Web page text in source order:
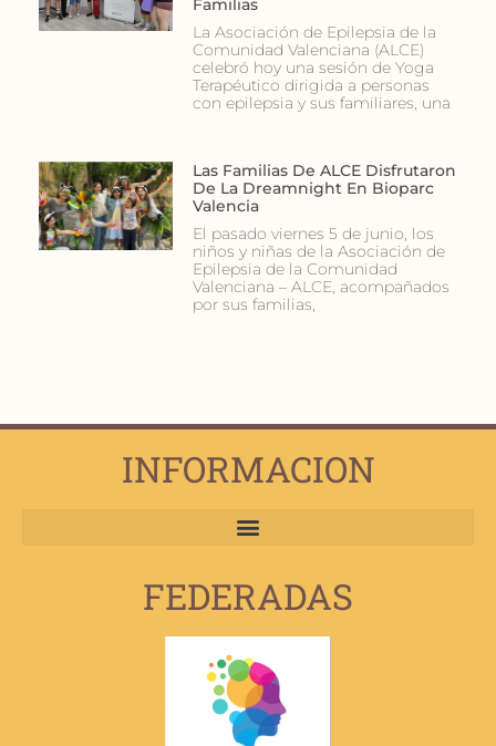
Familias
La Asociación de Epilepsia de la
Comunidad Valenciana (ALCE)
celebró hoy una sesión de Yoga
Terapéutico dirigida a personas
con epilepsia y sus familiares, una
Las Familias De ALCE Disfrutaron
De La Dreamnight En Bioparc
Valencia
El pasado viernes 5 de junio, los
niños y niñas de la Asociación de
Epilepsia de la Comunidad
Valenciana – ALCE, acompañados
por sus familias,
INFORMACION
FEDERADAS